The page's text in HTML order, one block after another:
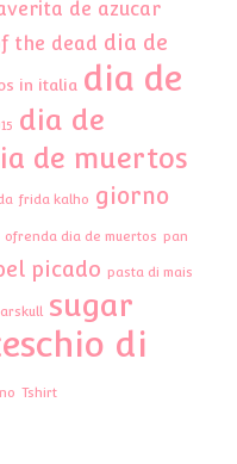
de azucar
the dead dia de
in italia dia de
dia de
de muertos
frida kalho giorno
ofrenda dia de muertos pan
picado pasta di mais
sugar
di
Tshirt